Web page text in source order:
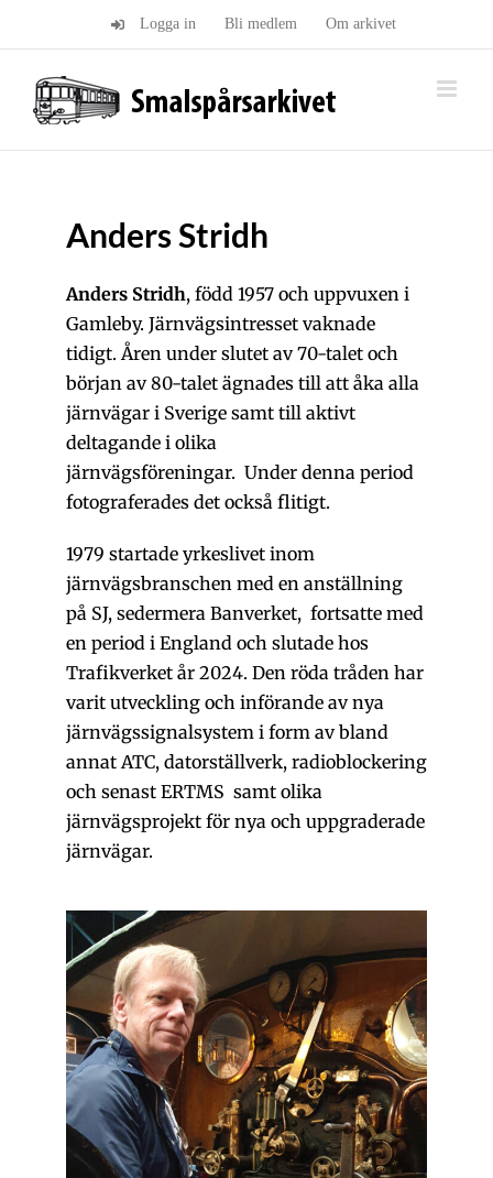
Logga in Bli medlem Om arkivet
Anders Stridh
Anders Stridh, född 1957 och uppvuxen i
Gamleby. Järnvägsintresset vaknade
tidigt. Åren under slutet av 70-talet och
början av 80-talet ägnades till att åka alla
järnvägar i Sverige samt till aktivt
deltagande i olika
järnvägsföreningar. Under denna period
fotograferades det också flitigt.
1979 startade yrkeslivet inom
järnvägsbranschen med en anställning
på SJ, sedermera Banverket, fortsatte med
en period i England och slutade hos
Trafikverket år 2024. Den röda tråden har
varit utveckling och införande av nya
järnvägssignalsystem i form av bland
annat ATC, datorställverk, radioblockering
och senast ERTMS samt olika
järnvägsprojekt för nya och uppgraderade
järnvägar.